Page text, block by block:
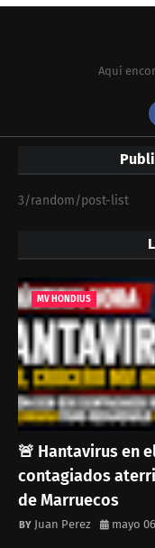
Aquí
3/random/post-list
MV HONDIUS
🚨 Hantavirus en
contagiados
de Marruecos
Juan Perez mayo